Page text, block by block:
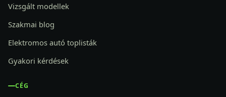
Vizsgált modellek
Szakmai blog
Elektromos autó toplisták
Gyakori kérdések
CÉG